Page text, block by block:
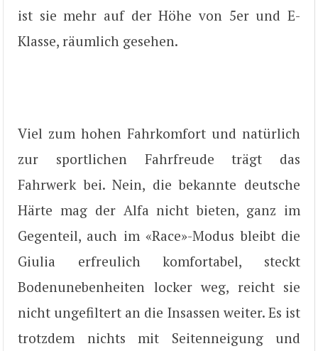
ist sie mehr auf der Höhe von 5er und E-
Klasse, räumlich gesehen.
Viel zum hohen Fahrkomfort und natürlich
zur sportlichen Fahrfreude trägt das
Fahrwerk bei. Nein, die bekannte deutsche
Härte mag der Alfa nicht bieten, ganz im
Gegenteil, auch im «Race»-Modus bleibt die
Giulia erfreulich komfortabel, steckt
Bodenunebenheiten locker weg, reicht sie
nicht ungefiltert an die Insassen weiter. Es ist
trotzdem nichts mit Seitenneigung und